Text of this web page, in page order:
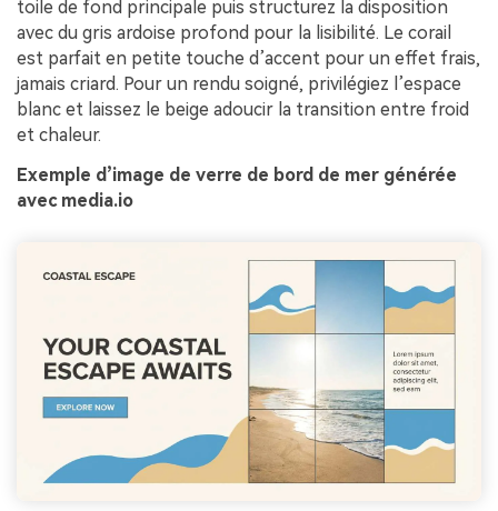
toile de fond principale puis structurez la disposition
avec du gris ardoise profond pour la lisibilité. Le corail
est parfait en petite touche d’accent pour un effet frais,
jamais criard. Pour un rendu soigné, privilégiez l’espace
blanc et laissez le beige adoucir la transition entre froid
et chaleur.
Exemple d’image de verre de bord de mer générée
avec media.io